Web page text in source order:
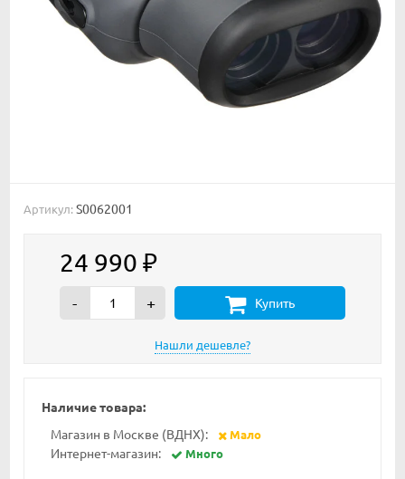
Артикул: S0062001
24 990 ₽
- + Купить
Наличие товара:
Магазин в Москве (ВДНХ):
Мало
Интернет-магазин: Много